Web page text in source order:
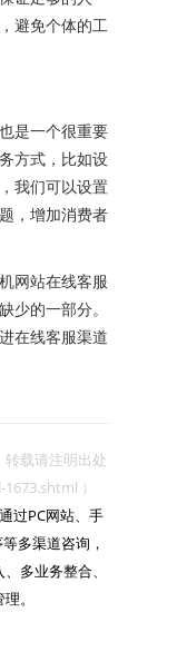
避免个体的工
是一个很重要
方式，比如设
我们可以设置
，增加消费者
网站在线客服
少的一部分。
在线客服渠道
转载请注明出处
）
过PC网站、手
多渠道咨询，
多业务整合、
。